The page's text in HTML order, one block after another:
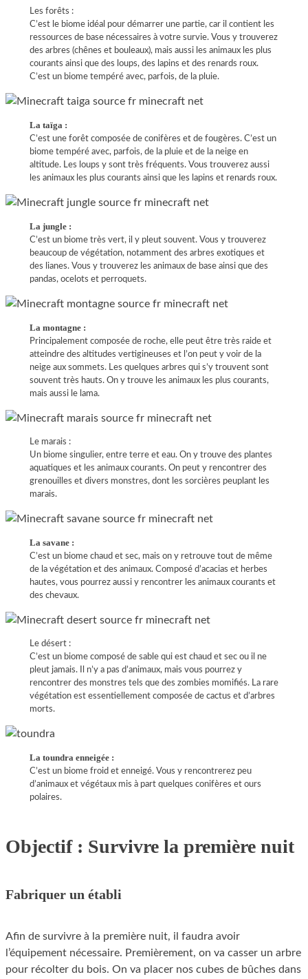
Les forêts :
C’est le biome idéal pour démarrer une partie, car il contient les
ressources de base nécessaires à votre survie. Vous y trouverez
des arbres (chênes et bouleaux), mais aussi les animaux les plus
courants ainsi que des loups, des lapins et des renards roux.
C’est un biome tempéré avec, parfois, de la pluie.
La taïga :
C’est une forêt composée de conifères et de fougères. C’est un
biome tempéré avec, parfois, de la pluie et de la neige en
altitude. Les loups y sont très fréquents. Vous trouverez aussi
les animaux les plus courants ainsi que les lapins et renards roux.
La jungle :
C’est un biome très vert, il y pleut souvent. Vous y trouverez
beaucoup de végétation, notamment des arbres exotiques et
des lianes. Vous y trouverez les animaux de base ainsi que des
pandas, ocelots et perroquets.
La montagne :
Principalement composée de roche, elle peut être très raide et
atteindre des altitudes vertigineuses et l’on peut y voir de la
neige aux sommets. Les quelques arbres qui s’y trouvent sont
souvent très hauts. On y trouve les animaux les plus courants,
mais aussi le lama.
Le marais :
Un biome singulier, entre terre et eau. On y trouve des plantes
aquatiques et les animaux courants. On peut y rencontrer des
grenouilles et divers monstres, dont les sorcières peuplant les
marais.
La savane :
C’est un biome chaud et sec, mais on y retrouve tout de même
de la végétation et des animaux. Composé d’acacias et herbes
hautes, vous pourrez aussi y rencontrer les animaux courants et
des chevaux.
Le désert :
C’est un biome composé de sable qui est chaud et sec ou il ne
pleut jamais. Il n’y a pas d’animaux, mais vous pourrez y
rencontrer des monstres tels que des zombies momifiés. La rare
végétation est essentiellement composée de cactus et d’arbres
morts.
La toundra enneigée :
C’est un biome froid et enneigé. Vous y rencontrerez peu
d’animaux et végétaux mis à part quelques conifères et ours
polaires.
Objectif : Survivre la première nuit
Fabriquer un établi
Afin de survivre à la première nuit, il faudra avoir
l’équipement nécessaire. Premièrement, on va casser un arbre
pour récolter du bois. On va placer nos cubes de bûches dans